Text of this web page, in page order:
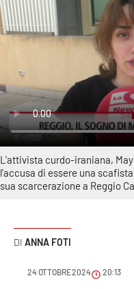
Attualità
Economia e lavoro
Italia Mondo
Sanità
Sport
Cultura
L'attivista curdo-iraniana,
l'accusa di essere una
sua scarcerazione a Reggio
ANNA FOTI
24 OTTOBRE 2024 20:13